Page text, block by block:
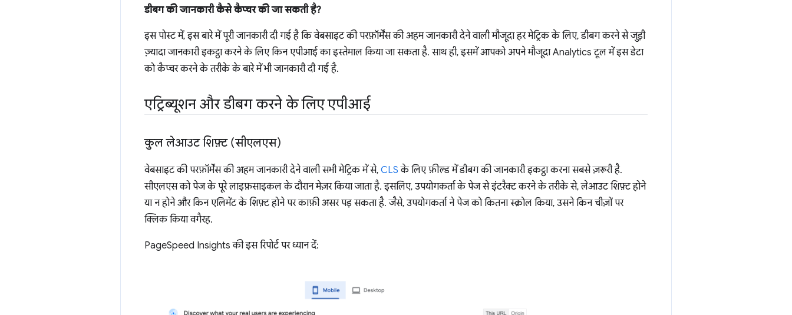
डीबग की जानकारी कैसे कैप्चर की जा सकती है?
इस पोस्ट में, इस बारे में पूरी जानकारी दी गई है कि वेबसाइट की परफ़ॉर्मेंस की अहम जानकारी देने वाली मौजूदा हर मेट्रिक के लिए, डीबग करने से जुड़ी
ज़्यादा जानकारी इकट्ठा करने के लिए किन एपीआई का इस्तेमाल किया जा सकता है. साथ ही, इसमें आपको अपने मौजूदा Analytics टूल में इस डेटा
को कैप्चर करने के तरीके के बारे में भी जानकारी दी गई है.
एट्रिब्यूशन और डीबग करने के लिए एपीआई
कुल लेआउट शिफ़्ट (सीएलएस)
वेबसाइट की परफ़ॉर्मेंस की अहम जानकारी देने वाली सभी मेट्रिक में से, CLS के लिए फ़ील्ड में डीबग की जानकारी इकट्ठा करना सबसे ज़रूरी है.
सीएलएस को पेज के पूरे लाइफ़साइकल के दौरान मेज़र किया जाता है. इसलिए, उपयोगकर्ता के पेज से इंटरैक्ट करने के तरीके से, लेआउट शिफ़्ट होने
या न होने और किन एलिमेंट के शिफ़्ट होने पर काफ़ी असर पड़ सकता है. जैसे, उपयोगकर्ता ने पेज को कितना स्क्रोल किया, उसने किन चीज़ों पर
क्लिक किया वगैरह.
PageSpeed Insights की इस रिपोर्ट पर ध्यान दें: